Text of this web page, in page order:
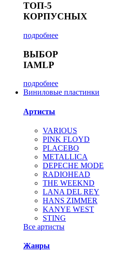
ТОП-5
КОРПУСНЫХ
подробнее
ВЫБОР
IAMLP
подробнее
Виниловые пластинки
Артисты
VARIOUS
PINK FLOYD
PLACEBO
METALLICA
DEPECHE MODE
RADIOHEAD
THE WEEKND
LANA DEL REY
HANS ZIMMER
KANYE WEST
STING
Все артисты
Жанры